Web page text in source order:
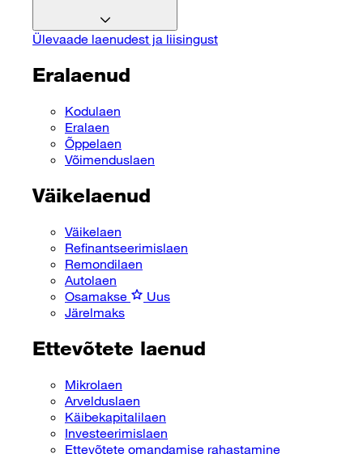
Ülevaade laenudest ja liisingust
Eralaenud
Kodulaen
Eralaen
Õppelaen
Võimenduslaen
Väikelaenud
Väikelaen
Refinantseerimislaen
Remondilaen
Autolaen
Osamakse
Uus
Järelmaks
Ettevõtete laenud
Mikrolaen
Arvelduslaen
Käibekapitalilaen
Investeerimislaen
Ettevõtete omandamise rahastamine